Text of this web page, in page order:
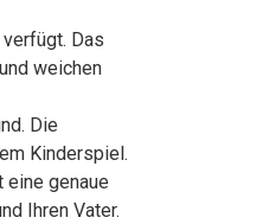
Das
weichen
Die
Kinderspiel.
genaue
Ihren Vater.